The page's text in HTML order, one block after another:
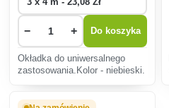
− + Do koszyka
Okładka do uniwersalnego
zastosowania.Kolor - niebieski.